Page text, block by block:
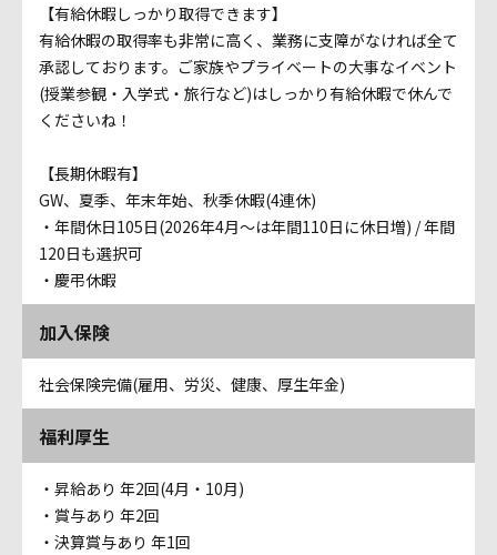
【有給休暇しっかり取得できます】
有給休暇の取得率も非常に高く、業務に支障がなければ全て
承認しております。ご家族やプライベートの大事なイベント
(授業参観・入学式・旅行など)はしっかり有給休暇で休んで
くださいね！
【長期休暇有】
GW、夏季、年末年始、秋季休暇(4連休)
・年間休日105日(2026年4月～は年間110日に休日増) / 年間
120日も選択可
・慶弔休暇
加入保険
社会保険完備(雇用、労災、健康、厚生年金)
福利厚生
・昇給あり 年2回(4月・10月)
・賞与あり 年2回
・決算賞与あり 年1回